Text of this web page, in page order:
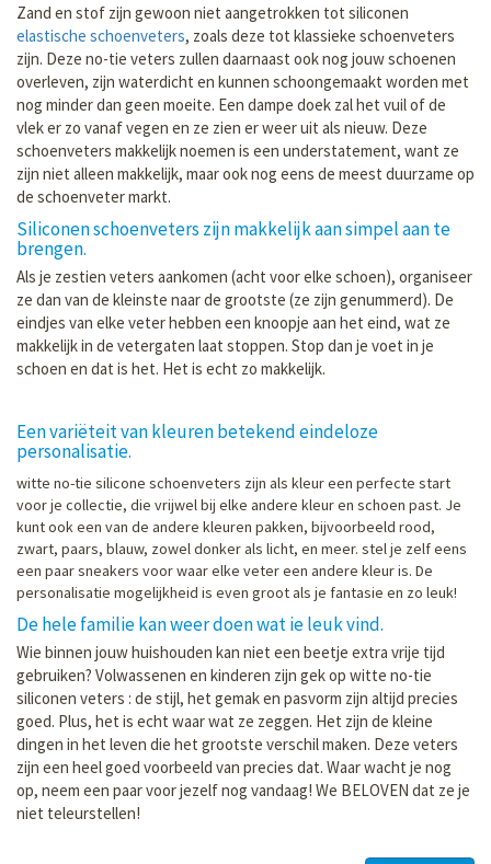
Zand en stof zijn gewoon niet aangetrokken tot siliconen
elastische schoenveters, zoals deze tot klassieke schoenveters
zijn. Deze no-tie veters zullen daarnaast ook nog jouw schoenen
overleven, zijn waterdicht en kunnen schoongemaakt worden met
nog minder dan geen moeite. Een dampe doek zal het vuil of de
vlek er zo vanaf vegen en ze zien er weer uit als nieuw. Deze
schoenveters makkelijk noemen is een understatement, want ze
zijn niet alleen makkelijk, maar ook nog eens de meest duurzame op
de schoenveter markt.
Siliconen schoenveters zijn makkelijk aan simpel aan te
brengen.
Als je zestien veters aankomen (acht voor elke schoen), organiseer
ze dan van de kleinste naar de grootste (ze zijn genummerd). De
eindjes van elke veter hebben een knoopje aan het eind, wat ze
makkelijk in de vetergaten laat stoppen. Stop dan je voet in je
schoen en dat is het. Het is echt zo makkelijk.
Een variëteit van kleuren betekend eindeloze
personalisatie.
witte no-tie silicone schoenveters zijn als kleur een perfecte start
voor je collectie, die vrijwel bij elke andere kleur en schoen past. Je
kunt ook een van de andere kleuren pakken, bijvoorbeeld rood,
zwart, paars, blauw, zowel donker als licht, en meer. stel je zelf eens
een paar sneakers voor waar elke veter een andere kleur is. De
personalisatie mogelijkheid is even groot als je fantasie en zo leuk!
De hele familie kan weer doen wat ie leuk vind.
Wie binnen jouw huishouden kan niet een beetje extra vrije tijd
gebruiken? Volwassenen en kinderen zijn gek op witte no-tie
siliconen veters : de stijl, het gemak en pasvorm zijn altijd precies
goed. Plus, het is echt waar wat ze zeggen. Het zijn de kleine
dingen in het leven die het grootste verschil maken. Deze veters
zijn een heel goed voorbeeld van precies dat. Waar wacht je nog
op, neem een paar voor jezelf nog vandaag! We BELOVEN dat ze je
niet teleurstellen!